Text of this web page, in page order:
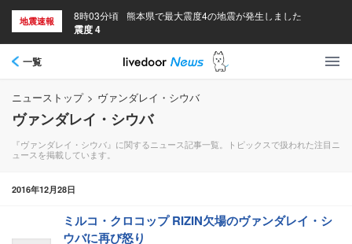
地震速報 8時03分頃 熊本県で最大震度4の地震が発生しました
震度 4
一覧
ニューストップ > ヴァンダレイ・シウバ
ヴァンダレイ・シウバ
『ヴァンダレイ・シウバ』に関するニュース記事一覧。トピックスで扱われた注目ニ
ュースを掲載しています。
2016年12月28日
ミルコ・クロコップ RIZIN欠場のヴァンダレイ・シ
ウバに再び怒り